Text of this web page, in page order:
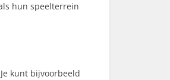
hun speelterrein
kunt bijvoorbeeld